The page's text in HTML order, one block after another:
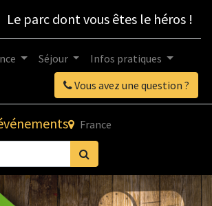
Le parc dont vous êtes le héros !
Vous avez une question ?
Séjour Infos pratiques
France